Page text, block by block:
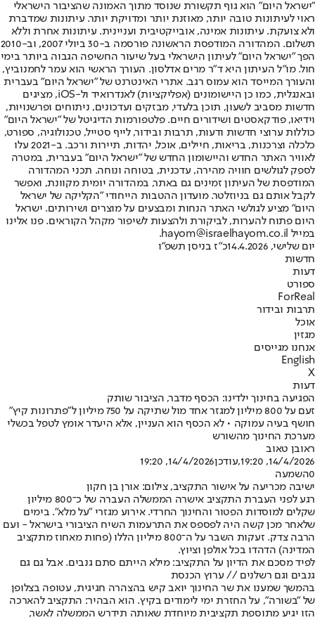
"ישראל היום" הוא גוף תקשורת שנוסד מתוך האמונה שהציבור הישראלי
ראוי לעיתונות טובה יותר, מאוזנת יותר ומדויקת יותר. עיתונות שמדברת
ולא צועקת. עיתונות אמינה, אובייקטיבית ועניינית. עיתונות אחרת וללא
תשלום. המהדורה המודפסת הראשונה פורסמה ב-30 ביולי 2007, וב-2010
הפך "ישראל היום" לעיתון הישראלי בעל שיעור החשיפה הגבוה ביותר בימי
חול. מו"ל העיתון היא ד"ר מרים אדלסון. העורך הראשי הוא עמר לחמנוביץ,
והעורך המייסד הוא עמוס רגב. אתרי האינטרנט של "ישראל היום" בעברית
ובאנגלית, כמו כן היישומונים (אפליקציות) לאנדרואיד ול-iOS, מציגים
חדשות מסביב לשעון, תוכן בלעדי, מבזקים ועדכונים, ניתוחים ופרשנויות,
וידיאו, פודקאסטים ושידורים חיים. פלטפורמות הדיגיטל של "ישראל היום"
כוללות ערוצי חדשות ודעות, תרבות ובידור, לייף סטייל, טכנולוגיה, ספורט,
כלכלה וצרכנות, בריאות, חיילים, אוכל, יהדות, תיירות ורכב. ב-2021 עלו
לאוויר האתר החדש והיישומון החדש של "ישראל היום" בעברית, במטרה
לספק לגולשים חוויה מהירה, עדכנית, בטוחה ונוחה. תכני המהדורה
המודפסת של העיתון זמינים גם באתר, במהדורה יומית מקוונת, ואפשר
לקבל אותם גם בניוזלטר. מועדון ההטבות הייחודי "הקליקה של ישראל
היום" מציע לגולשי האתר הנחות ומבצעים על מוצרים ושירותים. ישראל
היום פתוח להערות, לביקורת ולהצעות לשיפור מקהל הקוראים. פנו אלינו
במייל hayom@israelhayom.co.il.
יום שלישי, 14.4.2026
כ"ז בניסן תשפ"ו
חדשות
דעות
ספורט
ForReal
תרבות ובידור
אוכל
מגזין
אנחנו מגייסים
English
X
דעות
הפגיעה בחינוך ילדינו: הכסף מדבר, הציבור שותק
זעם על 800 מיליון למגזר אחד מול שתיקה על 750 מיליון ל"פתרונות קיץ"
חושף בעיה עמוקה • לא הכסף הוא העניין, אלא היעדר אומץ לטפל בכשלי
מערכת החינוך מהשורש
ראובן טאוב
14/4/2026, 19:20
,עודכן14/4/2026, 19:20
0השמעה
ישיבה מכריעה על אישור התקציב, צילום: אורן בן חקון
רגע לפני העברת התקציב אישרה הממשלה העברה של כ־800 מיליון
שקלים למוסדות הפטור והחינוך החרדי. אירוע מגזרי "על מלא". בימים
שלאחר מכן קשה היה לפספס את התרעמות השיח הציבורי בישראל - ועם
הרבה צדק. זעקות השבר על ה־800 מיליון הללו (פחות מאחוז מתקציב
המדינה) הדהדו בכל אולפן וציוץ.
לפיד מסכם את הדיון על התקציב: מילא הייתם סתם גנבים. אבל גם גם
גנבים וגם רשלנים // ערוץ הכנסת
בהמשך שמענו את שר החינוך יואב קיש בהצהרה חגיגית, עטופה בצלופן
של "בשורה", על החזרת ימי לימודים בקיץ. הוא הבהיר: התקציב להארכה
הזו יגיע מתוספת תקציבית מיוחדת שאותה תידרש הממשלה לאשר,